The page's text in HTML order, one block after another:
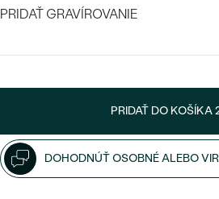
Wave
PRIDAŤ GRAVÍROVANIE
PRIDAŤ DO KOŠÍKA
DOHODNÚŤ OSOBNÉ ALEBO